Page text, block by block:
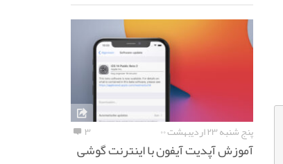
پنج شنبه ۲۳ اردیبهشت ۰۰ ۳
آموزش آپدیت آیفون با اینترنت گوشی